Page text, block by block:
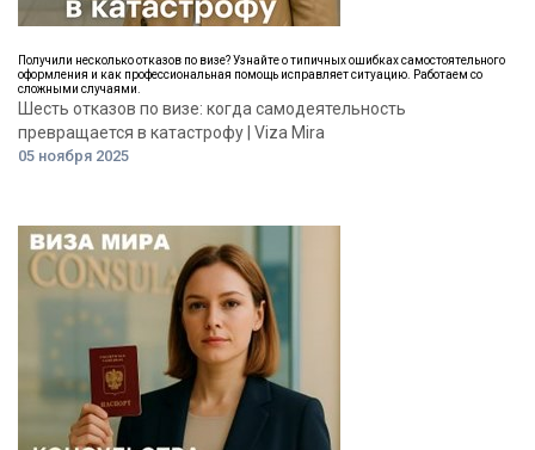
Получили несколько отказов по визе? Узнайте о типичных ошибках самостоятельного
оформления и как профессиональная помощь исправляет ситуацию. Работаем со
сложными случаями.
Шесть отказов по визе: когда самодеятельность
превращается в катастрофу | Viza Mira
05 ноября 2025